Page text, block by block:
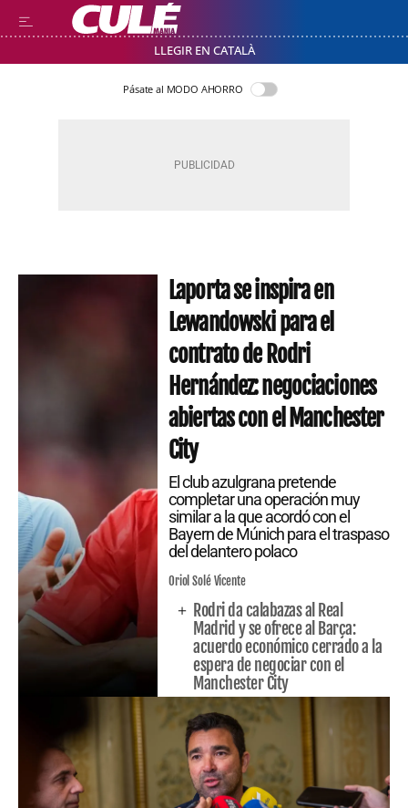
LLEGIR EN CATALÀ
Pásate al MODO AHORRO
Laporta se inspira en
Lewandowski para el
contrato de Rodri
Hernández: negociaciones
abiertas con el Manchester
City
El club azulgrana pretende
completar una operación muy
similar a la que acordó con el
Bayern de Múnich para el traspaso
del delantero polaco
Oriol Solé Vicente
Rodri da calabazas al Real
Madrid y se ofrece al Barça:
acuerdo económico cerrado a la
espera de negociar con el
Manchester City